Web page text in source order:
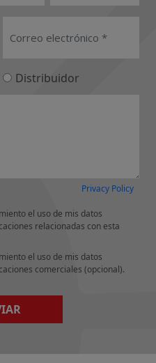
Distribuidor
Privacy Policy
el uso de mis datos
relacionadas con esta
el uso de mis datos
comerciales (opcional).